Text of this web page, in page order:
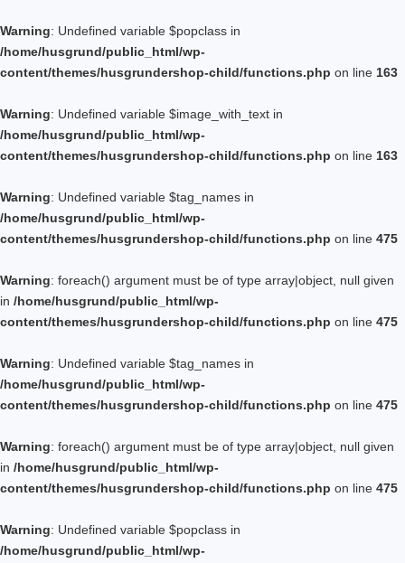
Warning: Undefined variable $popclass in
/home/husgrund/public_html/wp-
content/themes/husgrundershop-child/functions.php on line 163
Warning: Undefined variable $image_with_text in
/home/husgrund/public_html/wp-
content/themes/husgrundershop-child/functions.php on line 163
Warning: Undefined variable $tag_names in
/home/husgrund/public_html/wp-
content/themes/husgrundershop-child/functions.php on line 475
Warning: foreach() argument must be of type array|object, null given
in /home/husgrund/public_html/wp-
content/themes/husgrundershop-child/functions.php on line 475
Warning: Undefined variable $tag_names in
/home/husgrund/public_html/wp-
content/themes/husgrundershop-child/functions.php on line 475
Warning: foreach() argument must be of type array|object, null given
in /home/husgrund/public_html/wp-
content/themes/husgrundershop-child/functions.php on line 475
Warning: Undefined variable $popclass in
/home/husgrund/public_html/wp-